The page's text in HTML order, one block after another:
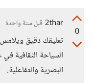
0
2thar قبل سنة واحدة
تعليقك دقيق
السياحة الثقافية
البصرية والتفاعلية.